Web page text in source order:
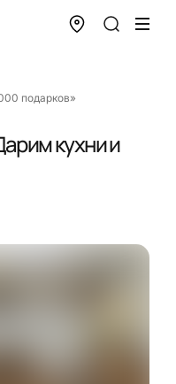
подарков»
кухни и